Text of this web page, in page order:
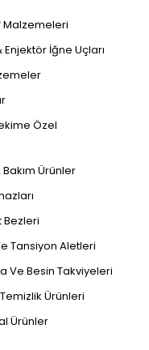
Malzemeleri
İğne Uçları
Özel
Ürünler
Bezleri
Tansiyon Aletleri
Ve Besin Takviyeleri
Ürünleri
Ürünler